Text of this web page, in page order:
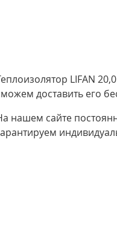
LIFAN
доставить его
нашем сайте